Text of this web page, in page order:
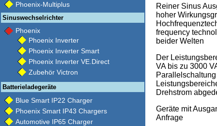
Phoenix-Multiplus
Sinuswechselrichter
Phoenix
Phoenix Inverter
Phoenix Inverter Smart
Phoenix Inverter VE.Direct
Zubehör Victron
Batterieladegeräte
Blue Smart IP22 Charger
Phoenix Smart IP43 Chargers
Automotive IP65 Charger
Reiner Sinus
hoher
frequency
beider Welten
Der
VA bis zu 3000
Drehstrom
Geräte mit
Anfrage